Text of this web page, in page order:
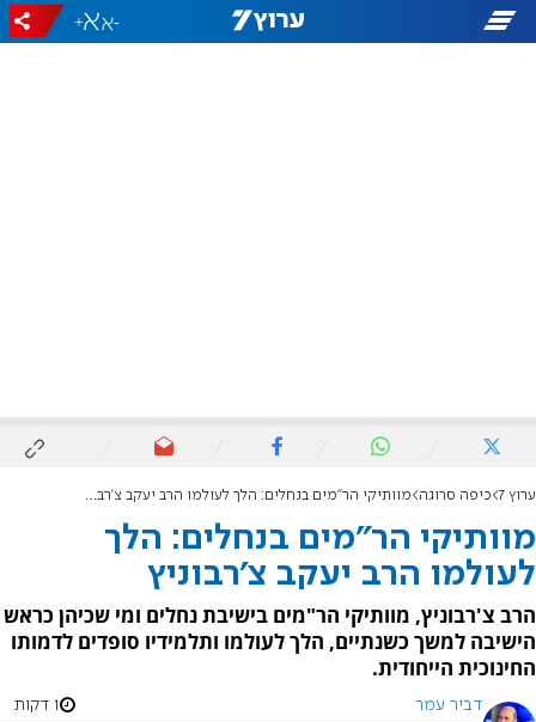
-
+
ערוץ 7 כיפה סרוגה מוותיקי הר"מים בנחלים: הלך לעולמו הרב יעקב צ'רבוניץ
מוותיקי הר"מים בנחלים: הלך
לעולמו הרב יעקב צ'רבוניץ
הרב צ'רבוניץ, מוותיקי הר"מים בישיבת נחלים ומי שכיהן כראש
הישיבה למשך כשנתיים, הלך לעולמו ותלמידיו סופדים לדמותו
החינוכית הייחודית.
דביר עמר 1 דקות